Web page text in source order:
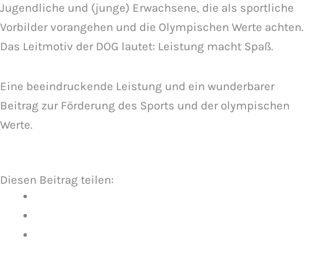
Jugendliche und (junge) Erwachsene, die als sportliche
Vorbilder vorangehen und die Olympischen Werte achten.
Das Leitmotiv der DOG lautet: Leistung macht Spaß.
Eine beeindruckende Leistung und ein wunderbarer
Beitrag zur Förderung des Sports und der olympischen
Werte.
Diesen Beitrag teilen: